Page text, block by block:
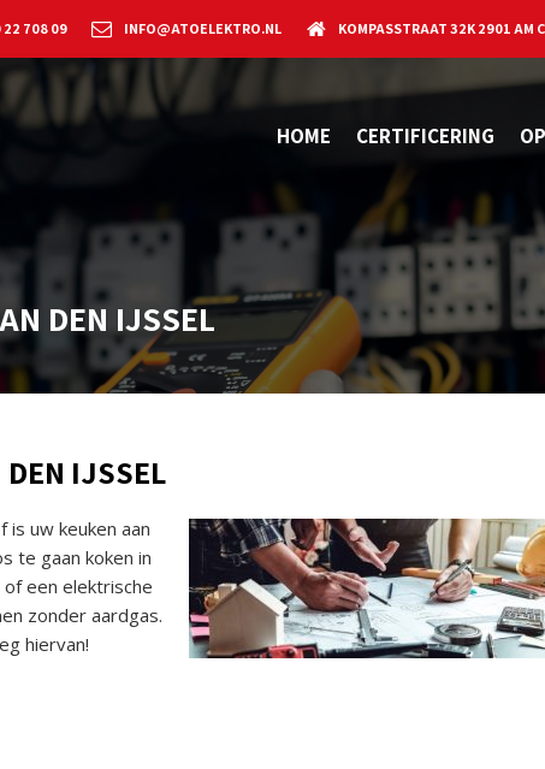
22 708 09 INFO@ATOELEKTRO.NL KOMPASSTRAAT 32K 2901 AM
HOME CERTIFICERING
DEN IJSSEL
DEN IJSSEL
is uw keuken aan
te gaan koken in
of een elektrische
zonder aardgas.
hiervan!